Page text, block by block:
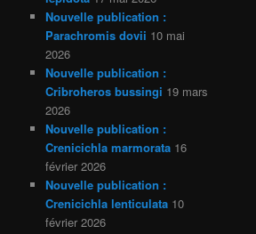
Nouvelle publication :
Parachromis dovii 10 mai
2026
Nouvelle publication :
Cribroheros bussingi 19 mars
2026
Nouvelle publication :
Crenicichla marmorata 16
février 2026
Nouvelle publication :
Crenicichla lenticulata 10
février 2026